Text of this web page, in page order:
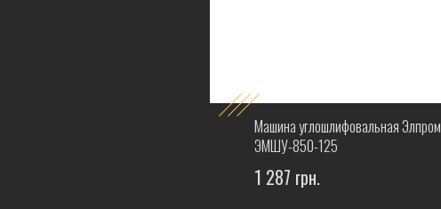
Машина углошлифовальная Элпром
ЭМШУ-850-125
1 287 грн.